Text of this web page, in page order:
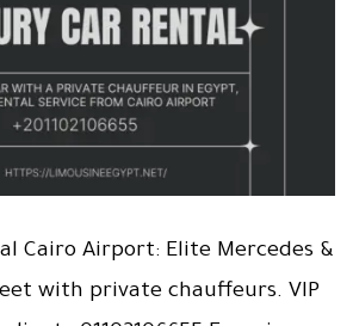
Cairo Airport: Elite Mercedes &
with private chauffeurs. VIP